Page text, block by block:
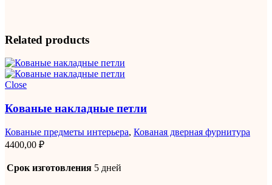
Related products
Close
Кованые накладные петли
Кованые предметы интерьера, Кованая дверная фурнитура
4400,00 ₽
Срок изготовления 5 дней